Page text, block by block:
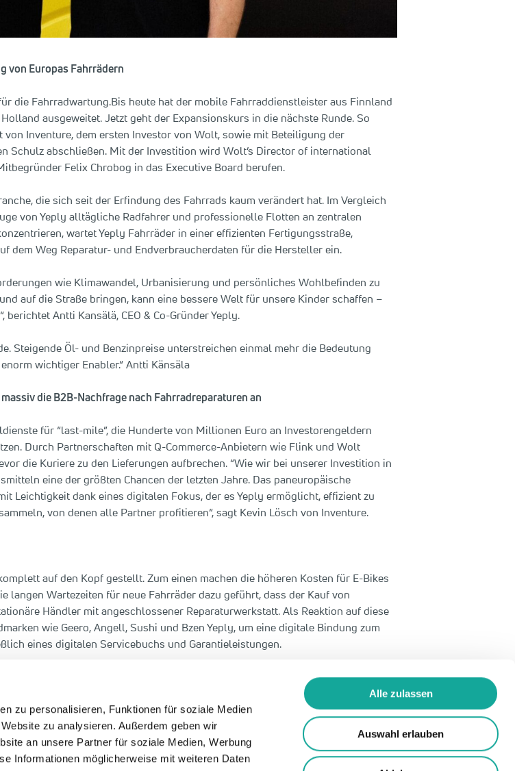
zu personalisieren, Funktionen für soziale Medien
zu analysieren. Außerdem geben wir
an unsere Partner für soziale Medien, Werbung
Informationen möglicherweise mit weiteren Daten
Alle zulassen
Auswahl erlauben
von Europas Fahrrädern
die Fahrradwartung.Bis heute hat der mobile Fahrraddienstleister aus Finnland
ausgeweitet. Jetzt geht der Expansionskurs in die nächste Runde. So
Inventure, dem ersten Investor von Wolt, sowie mit Beteiligung der
Schulz abschließen. Mit der Investition wird Wolt’s Director of international
Felix Chrobog in das Executive Board berufen.
die sich seit der Erfindung des Fahrrads kaum verändert hat. Im Vergleich
von Yeply alltägliche Radfahrer und professionelle Flotten an zentralen
wartet Yeply Fahrräder in einer effizienten Fertigungsstraße,
dem Weg Reparatur- und Endverbraucherdaten für die Hersteller ein.
wie Klimawandel, Urbanisierung und persönliches Wohlbefinden zu
auf die Straße bringen, kann eine bessere Welt für unsere Kinder schaffen –
Antti Kansälä, CEO & Co-Gründer Yeply.
Steigende Öl- und Benzinpreise unterstreichen einmal mehr die Bedeutung
wichtiger Enabler.“ Antti Känsäla
die B2B-Nachfrage nach Fahrradreparaturen an
für “last-mile”, die Hunderte von Millionen Euro an Investorengeldern
Durch Partnerschaften mit Q-Commerce-Anbietern wie Flink und Wolt
die Kuriere zu den Lieferungen aufbrechen. “Wie wir bei unserer Investition in
eine der größten Chancen der letzten Jahre. Das paneuropäische
Leichtigkeit dank eines digitalen Fokus, der es Yeply ermöglicht, effizient zu
von denen alle Partner profitieren“, sagt Kevin Lösch von Inventure.
auf den Kopf gestellt. Zum einen machen die höheren Kosten für E-Bikes
langen Wartezeiten für neue Fahrräder dazu geführt, dass der Kauf von
Händler mit angeschlossener Reparaturwerkstatt. Als Reaktion auf diese
wie Geero, Angell, Sushi und Bzen Yeply, um eine digitale Bindung zum
eines digitalen Servicebuchs und Garantieleistungen.
nie dagewesene digitale Möglichkeiten. Gemeinsam mit unseren innovativen
über den gesamten Lebenszyklus hinweg.“ Mit der Finanzierung wird
und Flottenbeziehungen weiter serviceorientiert ausbauen und nach
expandieren.